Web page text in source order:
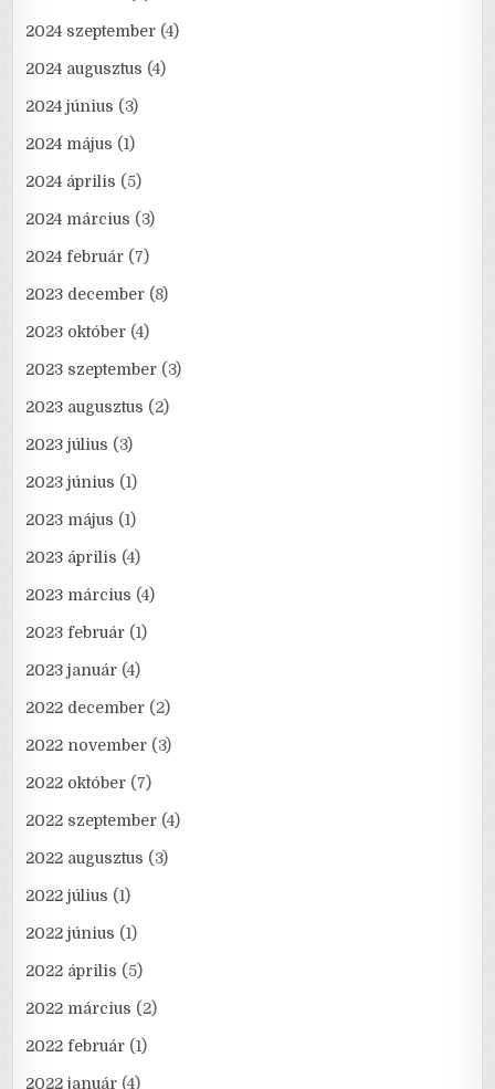
2024 szeptember (4)
2024 augusztus (4)
2024 június (3)
2024 május (1)
2024 április (5)
2024 március (3)
2024 február (7)
2023 december (8)
2023 október (4)
2023 szeptember (3)
2023 augusztus (2)
2023 július (3)
2023 június (1)
2023 május (1)
2023 április (4)
2023 március (4)
2023 február (1)
2023 január (4)
2022 december (2)
2022 november (3)
2022 október (7)
2022 szeptember (4)
2022 augusztus (3)
2022 július (1)
2022 június (1)
2022 április (5)
2022 március (2)
2022 február (1)
2022 január (4)